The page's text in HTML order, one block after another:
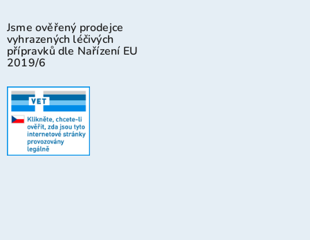
Jsme ověřený prodejce
vyhrazených léčivých
přípravků dle Nařízení EU
2019/6